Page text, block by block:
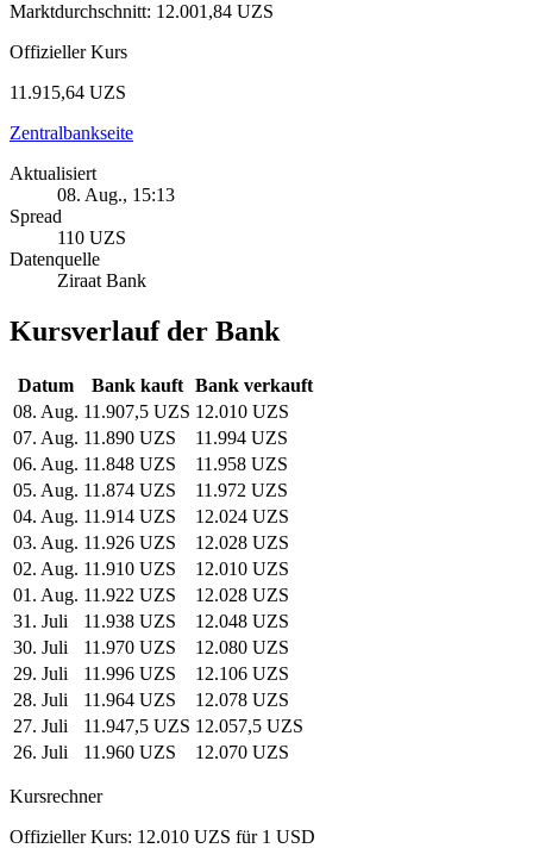
Marktdurchschnitt: 12.001,84 UZS
Offizieller Kurs
11.915,64 UZS
Zentralbankseite
Aktualisiert
08. Aug., 15:13
Spread
110 UZS
Datenquelle
Ziraat Bank
Kursverlauf der Bank
Datum Bank kauft
Bank verkauft
08. Aug. 11.907,5 UZS 12.010 UZS
07. Aug. 11.890 UZS
11.994 UZS
06. Aug. 11.848 UZS
11.958 UZS
05. Aug. 11.874 UZS
11.972 UZS
04. Aug. 11.914 UZS
12.024 UZS
03. Aug. 11.926 UZS
12.028 UZS
02. Aug. 11.910 UZS
12.010 UZS
01. Aug. 11.922 UZS
12.028 UZS
31. Juli
11.938 UZS
12.048 UZS
30. Juli
11.970 UZS
12.080 UZS
29. Juli
11.996 UZS
12.106 UZS
28. Juli
11.964 UZS
12.078 UZS
27. Juli
11.947,5 UZS 12.057,5 UZS
26. Juli
11.960 UZS 12.070 UZS
Kursrechner
Offizieller Kurs: 12.010 UZS für 1 USD